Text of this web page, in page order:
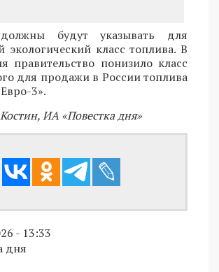
будут указывать для
экологический класс топлива. В
правительство понизило класс
для продажи в России топлива
3».
ИА «Повестка дня»
- 13:33
дня